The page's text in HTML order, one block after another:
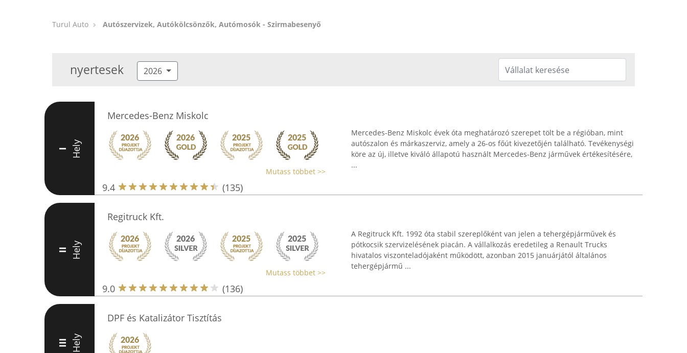
Turul Auto Autószervizek, Autókölcsönzők, Autómosók - Szirmabesenyő
nyertesek 2026
I Hely
Mercedes-Benz Miskolc
Mutass többet >>
9.4 (135)
Mercedes-Benz Miskolc évek óta meghatározó szerepet tölt be a régióban, mint
autószalon és márkaszerviz, amely a 26-os főút kivezetőjén található. Tevékenységi
köre az új, illetve kiváló állapotú használt Mercedes-Benz járművek értékesítésére,
...
II Hely
Regitruck Kft.
Mutass többet >>
9.0 (136)
A Regitruck Kft. 1992 óta stabil szereplőként van jelen a tehergépjárművek és
pótkocsik szervizelésének piacán. A vállalkozás eredetileg a Renault Trucks
hivatalos viszonteladójaként működött, azonban 2015 januárjától általános
tehergépjármű ...
III Hely
DPF és Katalizátor Tisztítás